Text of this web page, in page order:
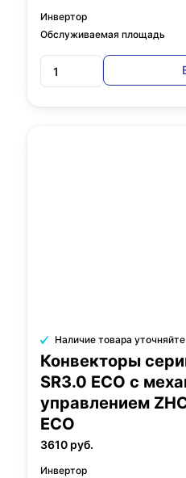
Инвертор
Обслуживаемая площадь
Наличие товара
Конвекторы
SR3.0 ECO с
управлением
ECO
3610 руб.
Инвертор